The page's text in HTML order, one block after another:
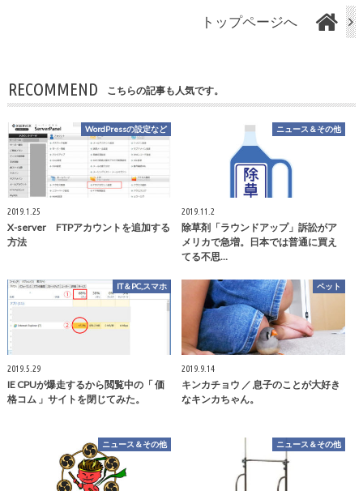
トップページへ
RECOMMEND こちらの記事も人気です。
WordPressの設定など
2019.1.25
X-server FTPアカウントを追加する
方法
ニュース＆その他
2019.11.2
除草剤「ラウンドアップ」訴訟がア
メリカで急増。日本では普通に買え
てる不思…
IT＆PC,スマホ
2019.5.29
IE CPUが爆走するから閲覧中の「 価
格コム 」サイトを閉じてみた。
ペット
2019.9.14
キンカチョウ ／ 息子のことが大好き
なキンカちゃん。
ニュース＆その他 ニュース＆その他